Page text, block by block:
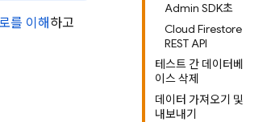
Admin SDK초
Cloud Firestore
REST API
테스트 간 데이터베
이스 삭제
데이터 가져오기 및
내보내기
를 이해 하고